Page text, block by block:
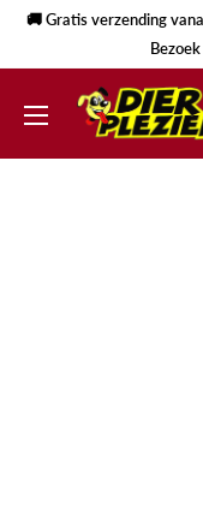
🚚 Gratis verzending